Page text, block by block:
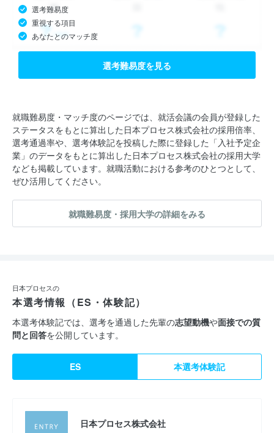
ムなどを開発
◆特定情報システム事業：
◆組込システム事業
組込ソフトウェアを開発
◆産業・公共システム事業：
制御/組込系技術を屈指して、社会インフラを支える公共システ
ムをはじめ様々な分野のシステムを開発
◆ITサービス事業
システムの構築・検証・運用/保守など、顧客の「モノづくり」
に関わるサービス全般を包括的にサポート
は、技術の進化が最も早く、常に新しいビジネスが生まれる世界
であると同時に、過去の膨大な資産を引き継いでいかなければな
らない分野でもあります。
日本プロセスは独立系という特色を活かし、これからもお客様に
最も適したソリューションを最先端の技術を駆使して提供しま
選考難易度
重視する項目
あなたとのマッチ度
選考難易度を見る
就職難易度・マッチ度のページでは、就活会議の会員が登録した
ステータスをもとに算出した日本プロセス株式会社の採用倍率、
選考通過率や、選考体験記を投稿した際に登録した「入社予定企
業」のデータをもとに算出した日本プロセス株式会社の採用大学
なども掲載しています。就職活動における参考のひとつとして、
ぜひ活用してください。
就職難易度・採用大学の詳細をみる
日本プロセスの
本選考情報（ES・体験記）
本選考体験記では、選考を通過した先輩の志望動機や面接での質
問と回答を公開しています。
ES 本選考体験記
日本プロセス株式会社